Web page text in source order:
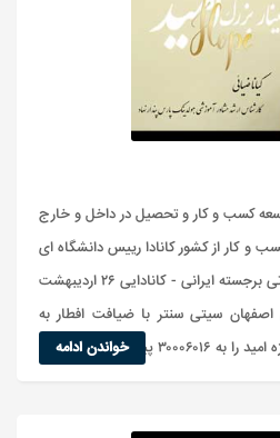
کسب و کار و تحصیل در داخل و خارج
و کار از کشور کانادا رییس دانشگاه ای
تی دی کانادا و مشاورین مهاجرتی برجسته ایرانی - کانادایی ۲۶ اردیبهشت
سیتی سنتر با ضیافت افطار به
پیامک کنید ...
خواندن ادامه